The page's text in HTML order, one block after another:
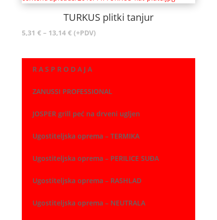
TURKUS plitki tanjur
5,31 € – 13,14 €Raspon
5,31 €
13,14 €
(+PDV)
R A S P R O D A J A
ZANUSSI PROFESSIONAL
JOSPER grill peć na drveni ugljen
Ugostiteljska oprema – TERMIKA
Ugostiteljska oprema – PERILICE SUĐA
Ugostiteljska oprema – RASHLAD
Ugostiteljska oprema – NEUTRALA